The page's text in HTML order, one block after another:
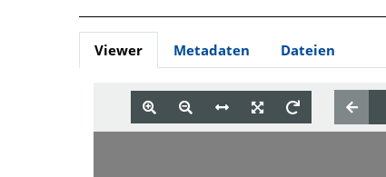
Viewer Metadaten Dateien